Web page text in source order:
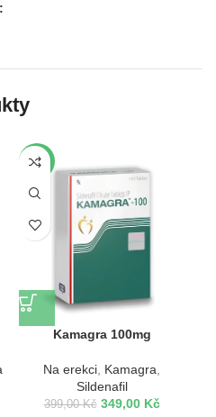
-13%
Kamagra 100mg
Na erekci Kamagra
Sildenafil
399,00Kč 349,00 Kč